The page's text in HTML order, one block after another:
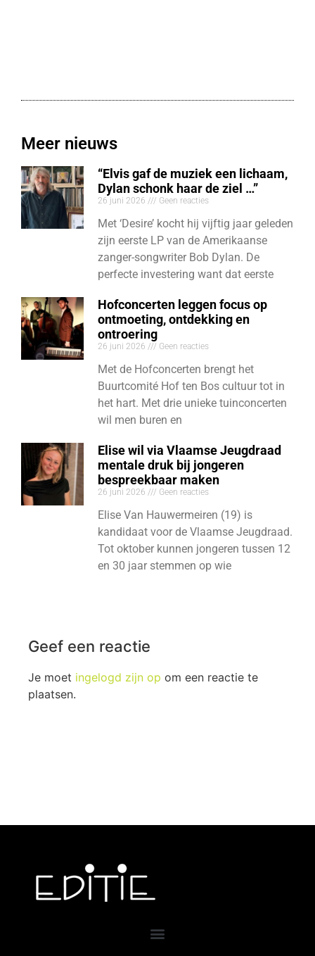
Meer nieuws
“Elvis gaf de muziek een lichaam,
Dylan schonk haar de ziel …”
26 juni 2026 Geen reacties
Met ‘Desire’ kocht hij vijftig jaar geleden
zijn eerste LP van de Amerikaanse
zanger-songwriter Bob Dylan. De
perfecte investering want dat eerste
Hofconcerten leggen focus op
ontmoeting, ontdekking en
ontroering
26 juni 2026 Geen reacties
Met de Hofconcerten brengt het
Buurtcomité Hof ten Bos cultuur tot in
het hart. Met drie unieke tuinconcerten
wil men buren en
Elise wil via Vlaamse Jeugdraad
mentale druk bij jongeren
bespreekbaar maken
26 juni 2026 Geen reacties
Elise Van Hauwermeiren (19) is
kandidaat voor de Vlaamse Jeugdraad.
Tot oktober kunnen jongeren tussen 12
en 30 jaar stemmen op wie
Geef een reactie
Je moet ingelogd zijn op om een reactie te
plaatsen.